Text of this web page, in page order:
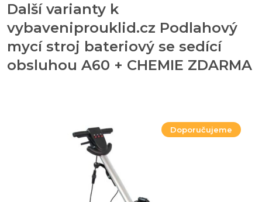
Další varianty k
vybaveniprouklid.cz Podlahový
mycí stroj bateriový se sedící
obsluhou A60 + CHEMIE ZDARMA
Doporučujeme